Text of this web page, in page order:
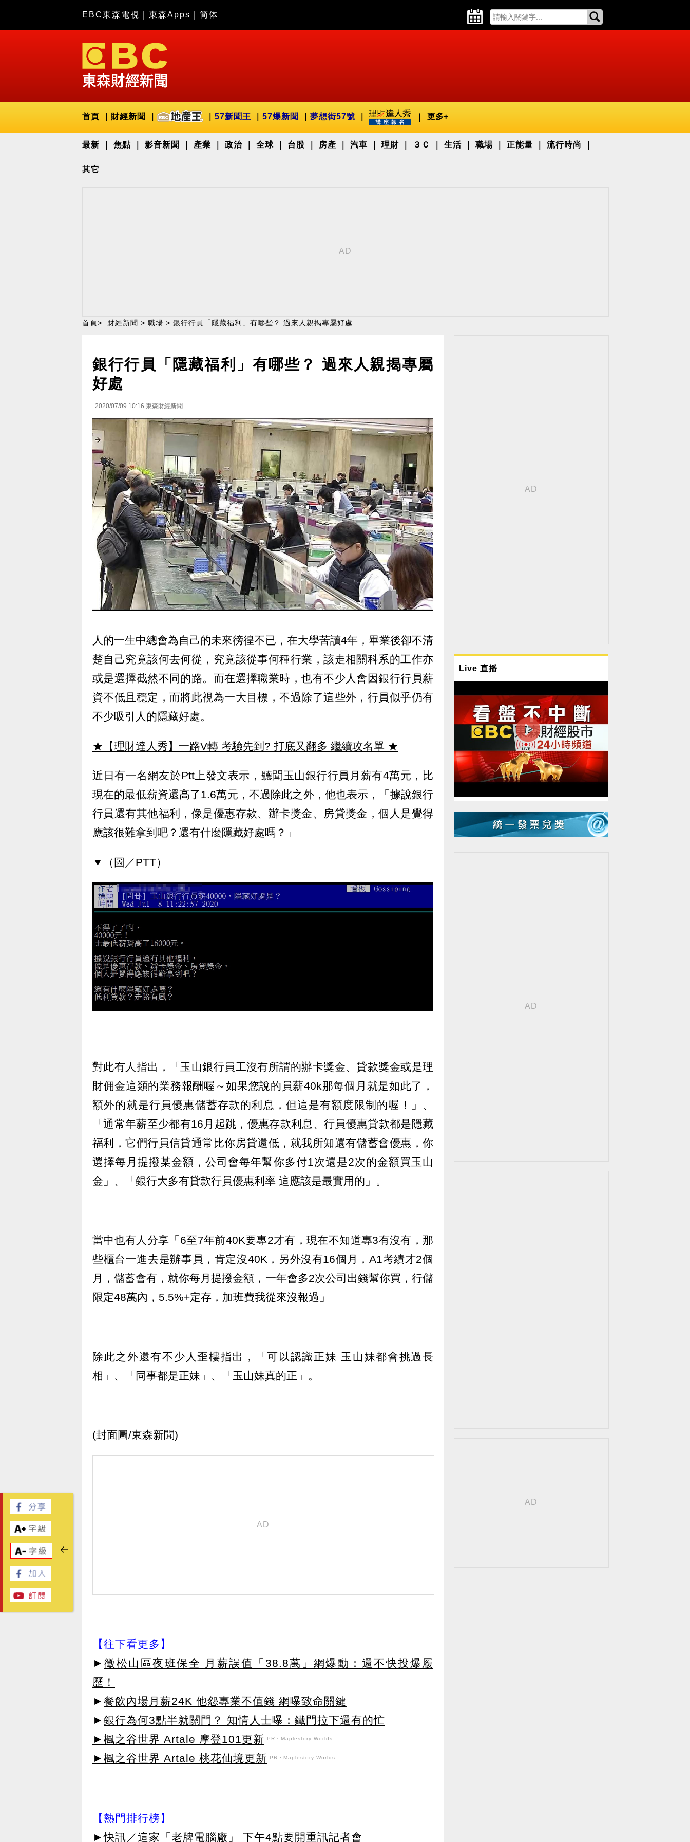
EBC東森電視 東森Apps 简体
首頁 財經新聞 57新聞王 57爆新聞 夢想街57號 更多+
最新 焦點 影音新聞 產業 政治 全球 台股 房產 汽車 理財 ３Ｃ 生活 職場 正能量 流行時尚
其它
首頁> 財經新聞 > 職場 > 銀行行員「隱藏福利」有哪些？ 過來人親揭專屬好處
銀行行員「隱藏福利」有哪些？ 過來人親揭專屬
好處
2020/07/09 10:16 東森財經新聞
人的一生中總會為自己的未來徬徨不已，在大學苦讀4年，畢業後卻不清
楚自己究竟該何去何從，究竟該從事何種行業，該走相關科系的工作亦
或是選擇截然不同的路。而在選擇職業時，也有不少人會因銀行行員薪
資不低且穩定，而將此視為一大目標，不過除了這些外，行員似乎仍有
不少吸引人的隱藏好處。
★【理財達人秀】一路V轉 考驗先到? 打底又翻多 繼續攻名單 ★
近日有一名網友於Ptt上發文表示，聽聞玉山銀行行員月薪有4萬元，比
現在的最低薪資還高了1.6萬元，不過除此之外，他也表示，「據說銀行
行員還有其他福利，像是優惠存款、辦卡獎金、房貸獎金，個人是覺得
應該很難拿到吧？還有什麼隱藏好處嗎？」
▼（圖／PTT）
對此有人指出，「玉山銀行員工沒有所謂的辦卡獎金、貸款獎金或是理
財佣金這類的業務報酬喔～如果您說的員薪40k那每個月就是如此了，
額外的就是行員優惠儲蓄存款的利息，但這是有額度限制的喔！」、
「通常年薪至少都有16月起跳，優惠存款利息、行員優惠貸款都是隱藏
福利，它們行員信貸通常比你房貸還低，就我所知還有儲蓄會優惠，你
選擇每月提撥某金額，公司會每年幫你多付1次還是2次的金額買玉山
金」、「銀行大多有貸款行員優惠利率 這應該是最實用的」。
當中也有人分享「6至7年前40K要專2才有，現在不知道專3有沒有，那
些櫃台一進去是辦事員，肯定沒40K，另外沒有16個月，A1考績才2個
月，儲蓄會有，就你每月提撥金額，一年會多2次公司出錢幫你買，行儲
限定48萬內，5.5%+定存，加班費我從來沒報過」
除此之外還有不少人歪樓指出，「可以認識正妹 玉山妹都會挑過長
相」、「同事都是正妹」、「玉山妹真的正」。
(封面圖/東森新聞)
【往下看更多】
► 徵松山區夜班保全 月薪誤值「38.8萬」網爆動：還不快投爆履
歷！
► 餐飲內場月薪24K 他怨專業不值錢 網曝致命關鍵
► 銀行為何3點半就關門？ 知情人士曝：鐵門拉下還有的忙
►楓之谷世界 Artale 摩登101更新
PR・Maplestory Worlds
►楓之谷世界 Artale 桃花仙境更新 PR・Maplestory Worlds
【熱門排行榜】
►快訊／這家「老牌電腦廠」 下午4點要開重訊記者會
Live 直播